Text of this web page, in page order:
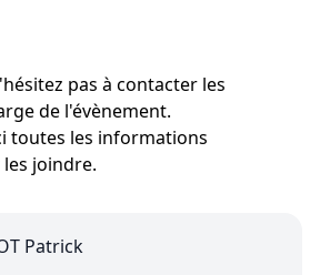
pas à contacter les
de l'évènement.
toutes les informations
joindre.
Patrick